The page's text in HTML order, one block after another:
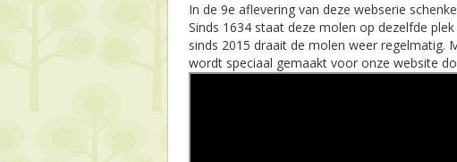
In de 9e aflevering van deze webserie
Sinds 1634 staat deze molen op dezelfde
sinds 2015 draait de molen weer regelmatig.
wordt speciaal gemaakt voor onze website